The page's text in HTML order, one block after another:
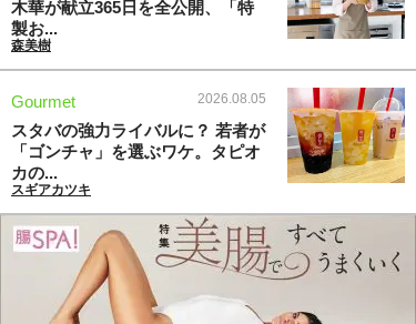
木華が献立365日を全公開、「特
製お...
森美樹
Gourmet 2026.08.05
スタバの強力ライバルに？ 若者が
「ゴンチャ」を選ぶワケ。タピオ
カの...
スギアカツキ